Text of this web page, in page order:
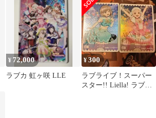
¥ 72,000
ラブカ 虹ヶ咲 LLE
¥300
ラブライブ！スーパー
スター!! Liella! ラブ